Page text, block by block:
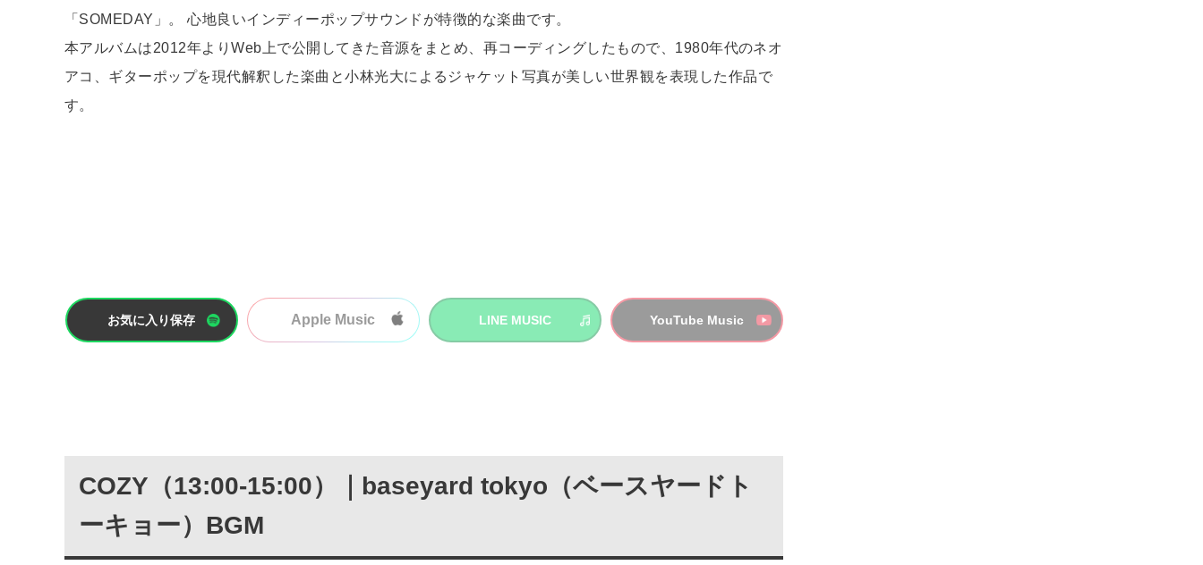
「SOMEDAY」。 心地良いインディーポップサウンドが特徴的な楽曲です。
本アルバムは2012年よりWeb上で公開してきた音源をまとめ、再コーディングしたもので、1980年代のネオ
アコ、ギターポップを現代解釈した楽曲と小林光大によるジャケット写真が美しい世界観を表現した作品で
す。
お気に入り保存 Apple Music LINE MUSIC YouTube Music
COZY（13:00-15:00）｜baseyard tokyo（ベースヤードト
ーキョー）BGM